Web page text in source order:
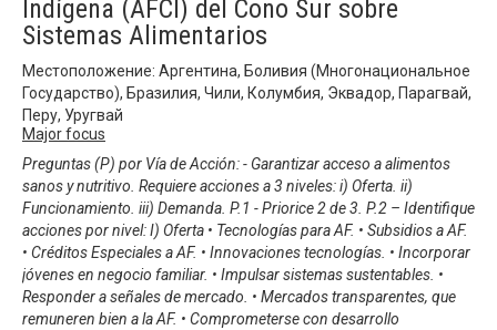
Indígena (AFCI) del Cono Sur sobre
Sistemas Alimentarios
Местоположение: Аргентина, Боливия (Многонациональное
Государство), Бразилия, Чили, Колумбия, Эквадор, Парагвай,
Перу, Уругвай
Major focus
Preguntas (P) por Vía de Acción: - Garantizar acceso a alimentos
sanos y nutritivo. Requiere acciones a 3 niveles: i) Oferta. ii)
Funcionamiento. iii) Demanda. P.1 - Priorice 2 de 3. P.2 – Identifique
acciones por nivel: I) Oferta • Tecnologías para AF. • Subsidios a AF.
• Créditos Especiales a AF. • Innovaciones tecnologías. • Incorporar
jóvenes en negocio familiar. • Impulsar sistemas sustentables. •
Responder a señales de mercado. • Mercados transparentes, que
remuneren bien a la AF. • Comprometerse con desarrollo